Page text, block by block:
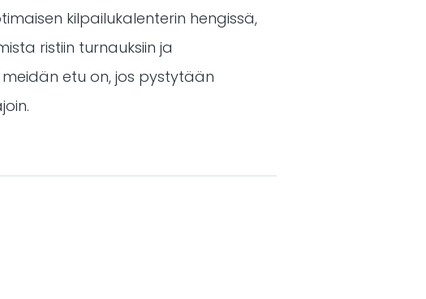
kilpailukalenterin hengissä,
ristiin turnauksiin ja
etu on, jos pystytään